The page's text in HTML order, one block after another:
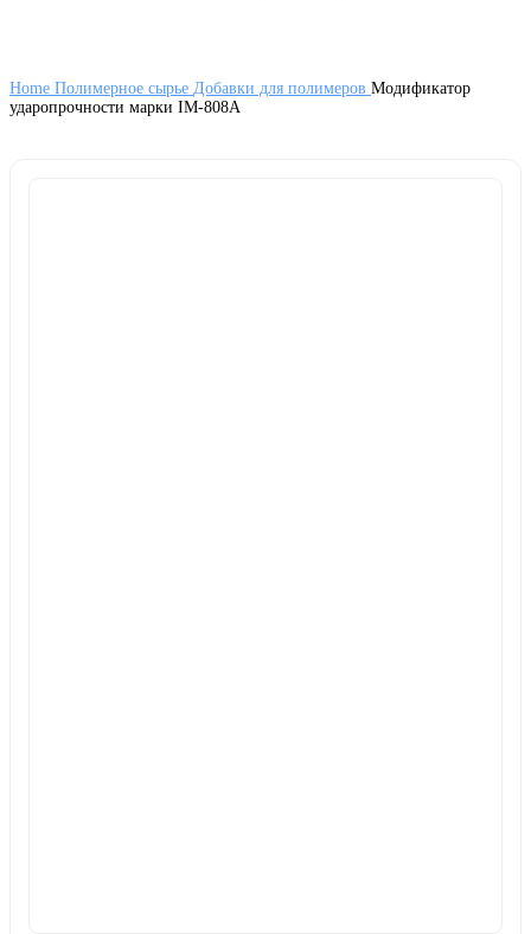
Home Полимерное сырье Добавки для полимеров Модификатор
ударопрoчности марки IM-808A